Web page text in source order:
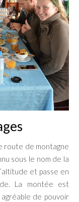
route de montagne
sous le nom de la
et passe en
La montée est
de pouvoir